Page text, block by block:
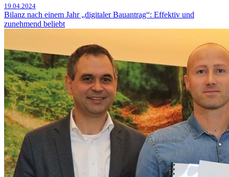
19.04.2024
Bilanz nach einem Jahr „digitaler Bauantrag“: Effektiv und
zunehmend beliebt